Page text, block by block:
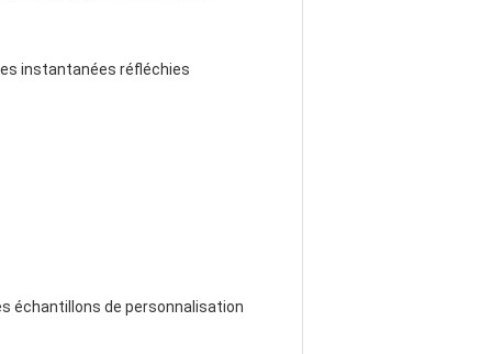
instantanées réfléchies
échantillons de personnalisation